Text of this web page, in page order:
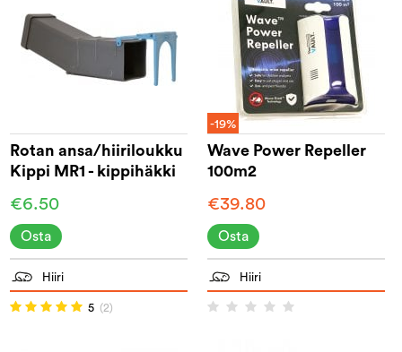
Rotan ansa/hiiriloukku
Kippi MR1 - kippihäkki
€6.50
Osta
-19%
Wave Power Repeller
100m2
€39.80
Osta
Hiiri
5 (2)
Hiiri